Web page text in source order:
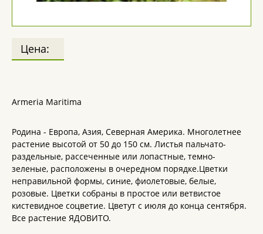
Цена:
Armeria Maritima
Родина - Европа, Азия, Северная Америка. Многолетнее
растение высотой от 50 до 150 см. Листья пальчато-
раздельные, рассеченные или лопастные, темно-
зеленые, расположены в очередном порядке.Цветки
неправильной формы, синие, фиолетовые, белые,
розовые. Цветки собраны в простое или ветвистое
кистевидное соцветие. Цветут с июля до конца сентября.
Все растение ЯДОВИТО.